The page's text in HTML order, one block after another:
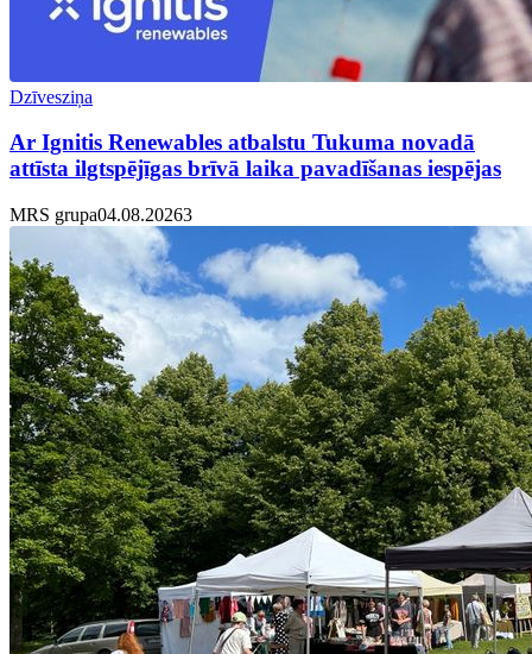
Dzīvesziņa
Ar Ignitis Renewables atbalstu Tukuma novadā
attīsta ilgtspējīgas brīvā laika pavadīšanas iespējas
MRS grupa04.08.20263